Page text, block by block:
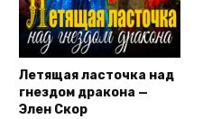
Летящая ласточка над
гнездом дракона —
Элен Скор